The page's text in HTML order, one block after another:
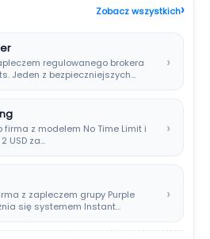
Zobacz wszystkich›
regulowanego brokera
Jeden z bezpieczniejszych
›
firma z modelem No Time Limit i
USD za…
›
z zapleczem grupy Purple
się systemem Instant
›